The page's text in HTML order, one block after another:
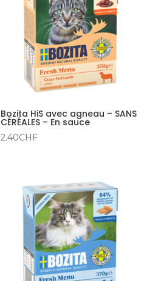
Bozita HiS avec agneau – SANS
CÉRÉALES – En sauce
2.40CHF